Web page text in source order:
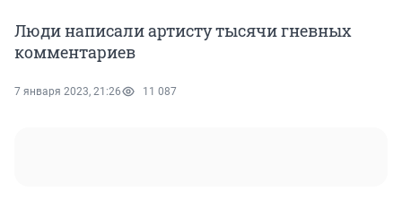
Люди написали артисту тысячи гневных
комментариев
7 января 2023, 21:26 11 087